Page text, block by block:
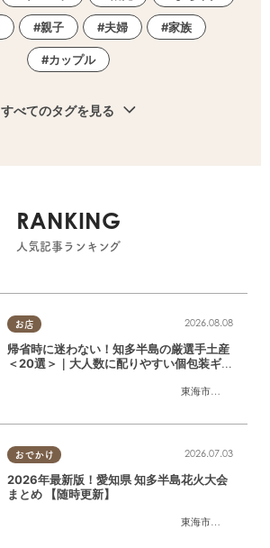
親子 夫婦 家族
カップル
すべてのタグを見る
RANKING
人気記事ランキング
お店
東海市
,大府市
2026.08.08
帰省時に迷わない！知多半島の厳選手土産
＜20選＞｜大人数に配りやすい個包装ギフ
おでかけ
東海市
,大府市
2026.07.03
2026年最新版！愛知県 知多半島花火大会
まとめ 【随時更新】